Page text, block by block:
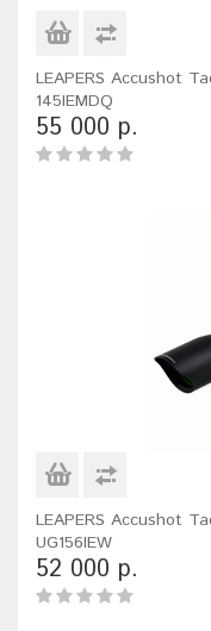
LEAPERS Accushot
145IEMDQ
55 000 р.
LEAPERS Accushot
UG156IEW
52 000 р.